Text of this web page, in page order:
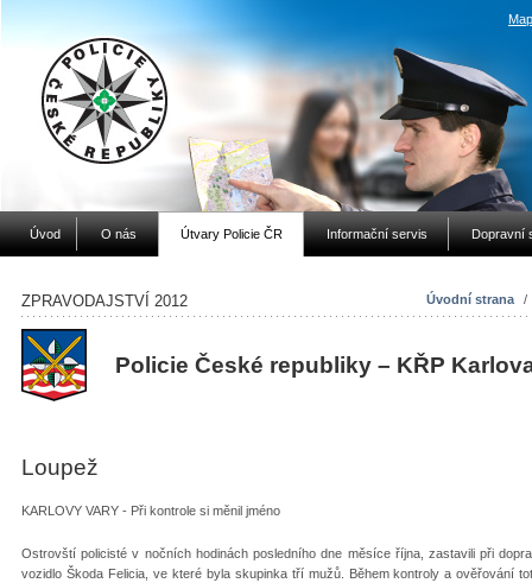
Úvod O nás Útvary Policie ČR Informační servis Dopravní
Úvodní strana /
ZPRAVODAJSTVÍ 2012
Policie České republiky – KŘP
Loupež
KARLOVY VARY - Při kontrole si měnil jméno
Ostrovští policisté v nočních hodinách posledního dne měsíce října, zastavili při
vozidlo Škoda Felicia, ve které byla skupinka tří mužů. Během kontroly a ověřování